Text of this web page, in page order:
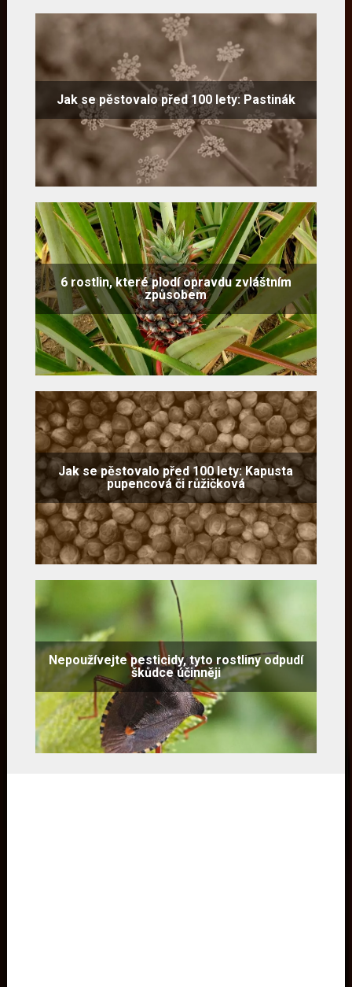
Jak se pěstovalo před 100 lety: Pastinák
6 rostlin, které plodí opravdu zvláštním
způsobem
Jak se pěstovalo před 100 lety: Kapusta
pupencová či růžičková
Nepoužívejte pesticidy, tyto rostliny odpudí
škůdce účinněji